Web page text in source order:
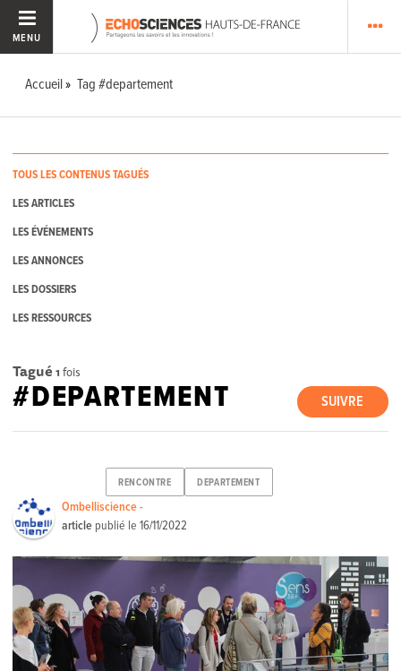
MENU
Accueil Tag #departement
TOUS LES CONTENUS TAGUÉS
LES ARTICLES
LES ÉVÉNEMENTS
LES ANNONCES
LES DOSSIERS
LES RESSOURCES
Tagué 1 fois
SUIVRE
#DEPARTEMENT
RENCONTRE DEPARTEMENT
Ombelliscience -
article publié le16/11/2022